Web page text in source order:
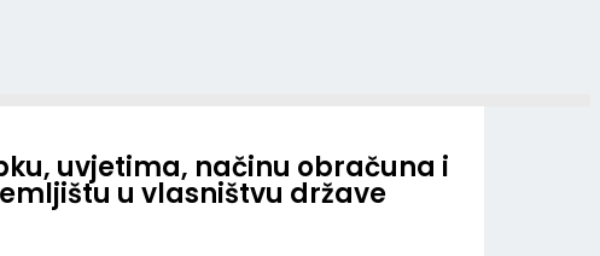
uvjetima, načinu obračuna i
u vlasništvu države